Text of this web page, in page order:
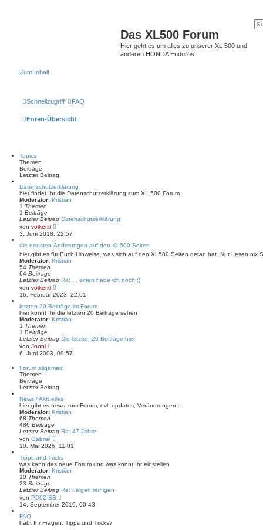
Das XL500 Forum
Hier geht es um alles zu unserer XL 500 und
anderen HONDA Enduros
Zum Inhalt
Schnellzugriff FAQ
Foren-Übersicht
Topics
Themen
Beiträge
Letzter Beitrag
Datenschutzerklärung
hier findet Ihr die Datenschutzerklärung zum XL 500 Forum
Moderator: Kristian
1 Themen
1 Beiträge
Letzter Beitrag Datenschutzerklärung
von volkerxl
e
u
e
t
e
e
t
a
g
3. Juni 2018, 22:57
die neusten Änderungen auf den XL500 Seiten
hier gibt es für Euch Hinweise, was sich auf den XL500 Seiten getan hat. Nur Lesen nix
Moderator: Kristian
54 Themen
64 Beiträge
Letzter Beitrag Re: ... einen habe ich noch :)
von volkerxl
e
u
e
s
t
B
e
t
a
16. Februar 2023, 22:01
letzten 20 Beiträge im Forum
hier könnt Ihr die letzten 20 Beiträge sehen
Moderator: Kristian
1 Themen
1 Beiträge
Letzter Beitrag Die letzten 20 Beiträge hier!
von Jonni
e
u
s
r
e
i
t
a
g
6. Juni 2003, 09:57
Forum allgemein
Themen
Beiträge
Letzter Beitrag
News / Aktuelles
hier gibt es news zum Forum, evl. updates, Verändrungen..
Moderator: Kristian
68 Themen
486 Beiträge
Letzter Beitrag Re: 47 Jahre
von Gabriel
u
e
s
t
B
e
i
t
a
10. Mai 2026, 11:01
Tipps und Tricks
was kann das neue Forum und was könnt Ihr einstellen
Moderator: Kristian
10 Themen
23 Beiträge
Letzter Beitrag Re: Felgen reinigen
von PD02-SB
e
u
14. September 2019, 00:43
FAQ
habt Ihr Fragen, Tipps und Tricks?